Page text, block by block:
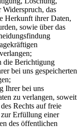
das
Herkunft ihrer Daten,
sowie über das
die Berichtigung
bei uns gespeicherten
Ihrer bei uns
zu verlangen, soweit
Rechts auf freie
Erfüllung einer
des öffentlichen